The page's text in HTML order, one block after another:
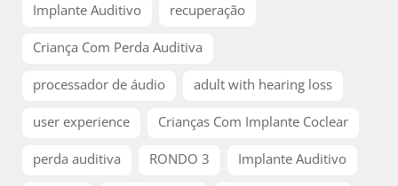
Implante Auditivo recuperação
Criança Com Perda Auditiva
processador de áudio adult with hearing loss
user experience Crianças Com Implante Coclear
perda auditiva RONDO 3 Implante Auditivo